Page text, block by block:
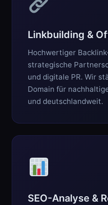
Linkbuilding &
Hochwertiger
strategische
und digitale PR. Wir
Domain für
und deutschlandweit.
SEO-Analyse &